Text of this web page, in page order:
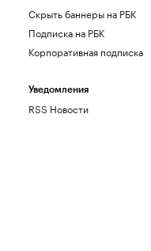
Скрыть баннеры на РБК
Подписка на РБК
Корпоративная подписка
Уведомления
RSS Новости